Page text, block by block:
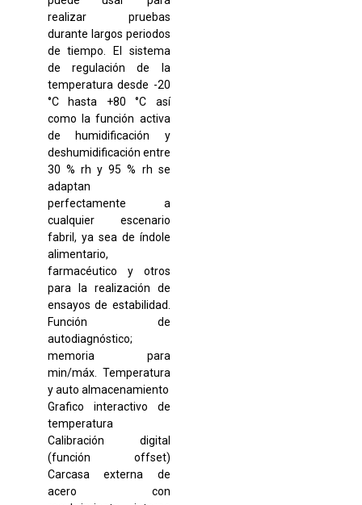
realizar pruebas
durante largos periodos
de tiempo. El sistema
de regulación de la
temperatura desde -20
°C hasta +80 °C así
como la función activa
de humidificación y
deshumidificación entre
30 % rh y 95 % rh se
adaptan
perfectamente a
cualquier escenario
fabril, ya sea de índole
alimentario,
farmacéutico y otros
para la realización de
ensayos de estabilidad.
Función de
autodiagnóstico;
memoria para
min/máx. Temperatura
y auto almacenamiento
Grafico interactivo de
temperatura
Calibración digital
(función offset)
Carcasa externa de
acero con